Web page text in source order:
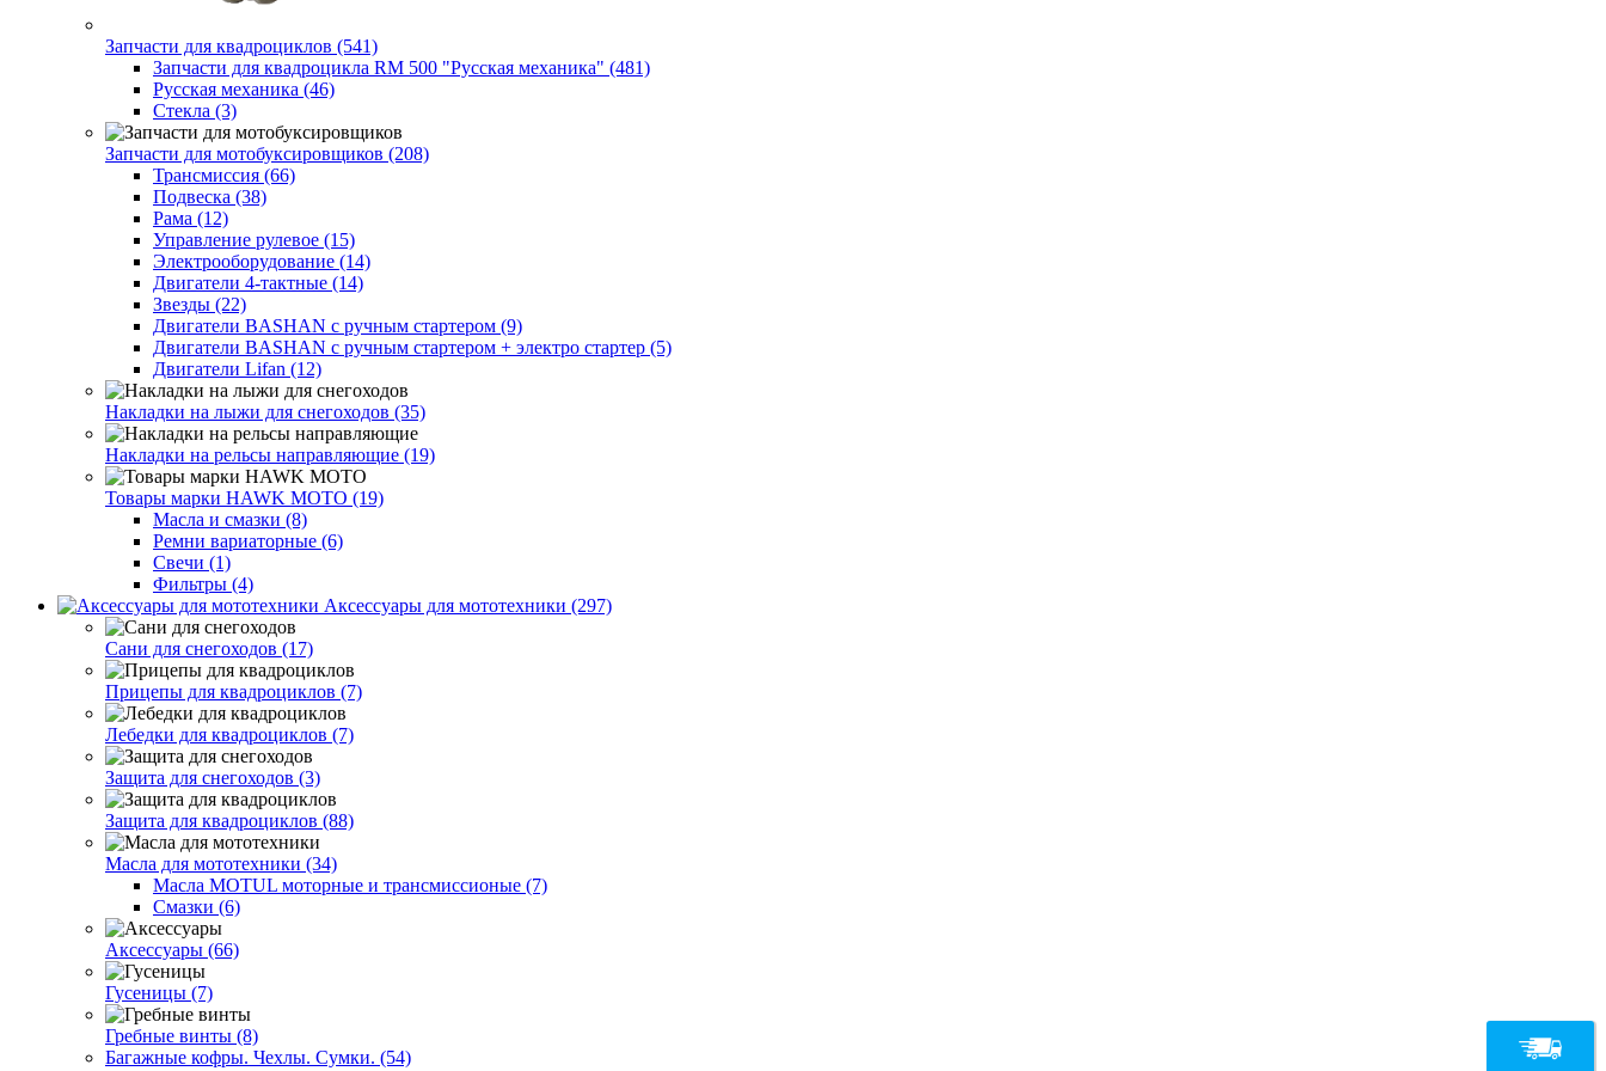
Запчасти для квадроциклов (541)
Запчасти для квадроцикла RM 500 "Русская механика" (481)
Русская механика (46)
Стекла (3)
Запчасти для мотобуксировщиков (208)
Трансмиссия (66)
Подвеска (38)
Рама (12)
Управление рулевое (15)
Электрооборудование (14)
Двигатели 4-тактные (14)
Звезды (22)
Двигатели BASHAN с ручным стартером (9)
Двигатели BASHAN с ручным стартером + электро стартер (5)
Двигатели Lifan (12)
Накладки на лыжи для снегоходов (35)
Накладки на рельсы направляющие (19)
Товары марки HAWK MOTO (19)
Масла и смазки (8)
Ремни вариаторные (6)
Свечи (1)
Фильтры (4)
Аксессуары для мототехники (297)
Сани для снегоходов (17)
Прицепы для квадроциклов (7)
Лебедки для квадроциклов (7)
Защита для снегоходов (3)
Защита для квадроциклов (88)
Масла для мототехники (34)
Масла MOTUL моторные и трансмиссионые (7)
Смазки (6)
Аксессуары (66)
Гусеницы (7)
Гребные винты (8)
Багажные кофры. Чехлы. Сумки. (54)